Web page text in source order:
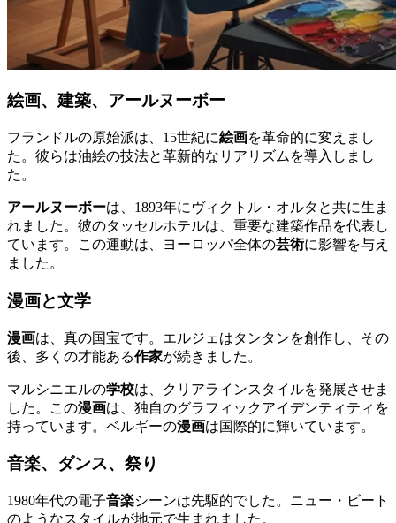
絵画、建築、アールヌーボー
フランドルの原始派は、15世紀に絵画を革命的に変えまし
た。彼らは油絵の技法と革新的なリアリズムを導入しまし
た。
アールヌーボーは、1893年にヴィクトル・オルタと共に生ま
れました。彼のタッセルホテルは、重要な建築作品を代表し
ています。この運動は、ヨーロッパ全体の芸術に影響を与え
ました。
漫画と文学
漫画は、真の国宝です。エルジェはタンタンを創作し、その
後、多くの才能ある作家が続きました。
マルシニエルの学校は、クリアラインスタイルを発展させま
した。この漫画は、独自のグラフィックアイデンティティを
持っています。ベルギーの漫画は国際的に輝いています。
音楽、ダンス、祭り
1980年代の電子音楽シーンは先駆的でした。ニュー・ビート
のようなスタイルが地元で生まれました。